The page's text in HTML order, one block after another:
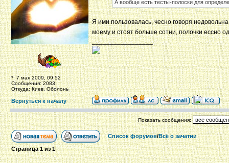
*: 7 мая 2009, 09:52
Сообщения: 2083
Откуда: Киев, Оболонь
А вообще есть тесты-полоски для
Я ими пользовалась, чесно говоря
моему и стоят больше сотни, полочки ессно
_________________
Вернуться к началу
Показать сообщения:
Список форумов/Всё о зачатии
Страница1из1